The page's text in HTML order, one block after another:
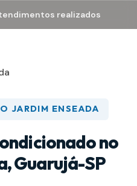
realizados
JARDIM ENSEADA
no
Guarujá-SP